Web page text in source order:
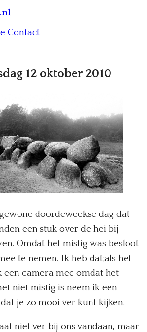
Contact
12 oktober 2010
doordeweekse dag dat
een stuk over de hei bij
Omdat het mistig was besloot
te nemen. Ik heb dat;als het
een camera mee omdat het
niet mistig is neem ik een
je zo mooi ver kunt kijken.
niet ver bij ons vandaan, maar